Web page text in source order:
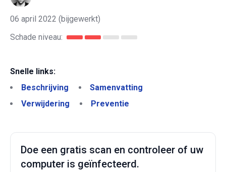
06 april 2022 (bijgewerkt)
Schade niveau:
Snelle links:
Beschrijving
Samenvatting
Verwijdering
Preventie
Doe een gratis scan en controleer of uw
computer is geïnfecteerd.